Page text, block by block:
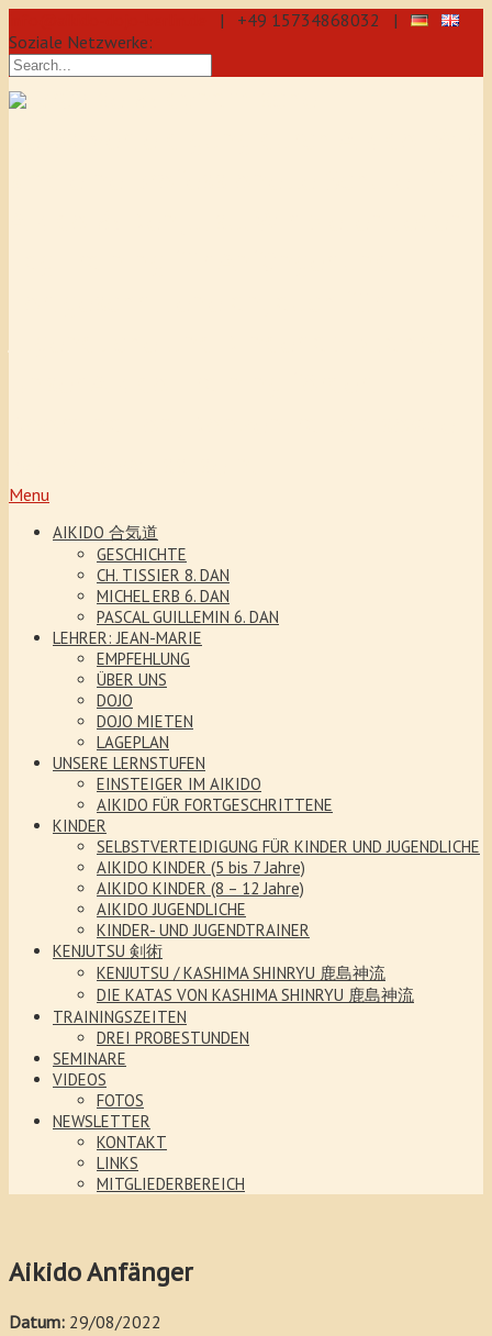
| +49 15734868032 |
Soziale Netzwerke:
Menu
AIKIDO 合気道
GESCHICHTE
CH. TISSIER 8. DAN
MICHEL ERB 6. DAN
PASCAL GUILLEMIN 6. DAN
LEHRER: JEAN-MARIE
EMPFEHLUNG
ÜBER UNS
DOJO
DOJO MIETEN
LAGEPLAN
UNSERE LERNSTUFEN
EINSTEIGER IM AIKIDO
AIKIDO FÜR FORTGESCHRITTENE
KINDER
SELBSTVERTEIDIGUNG FÜR KINDER UND JUGENDLICHE
AIKIDO KINDER (5 bis 7 Jahre)
AIKIDO KINDER (8 – 12 Jahre)
AIKIDO JUGENDLICHE
KINDER- UND JUGENDTRAINER
KENJUTSU 剣術
KENJUTSU / KASHIMA SHINRYU 鹿島神流
DIE KATAS VON KASHIMA SHINRYU 鹿島神流
TRAININGSZEITEN
DREI PROBESTUNDEN
SEMINARE
VIDEOS
FOTOS
NEWSLETTER
KONTAKT
LINKS
MITGLIEDERBEREICH
Aikido Anfänger
Datum: 29/08/2022